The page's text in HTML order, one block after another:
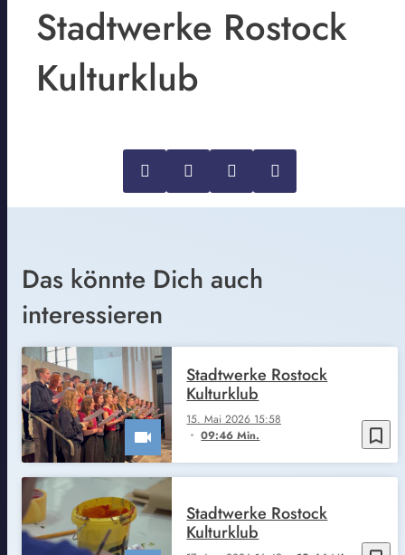
Stadtwerke Rostock
Kulturklub
Das könnte Dich auch
interessieren
bookmark_border
15. Mai 2026 15:58
09:46 Min.
Stadtwerke Rostock
Kulturklub
Stadtwerke Rostock
Kulturklub